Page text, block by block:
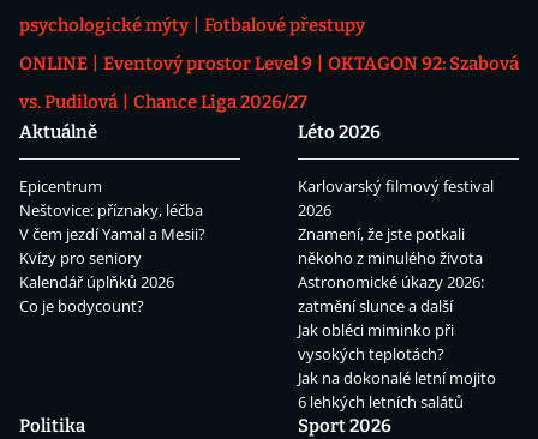
psychologické mýty
Fotbalové přestupy
ONLINE
Eventový prostor Level 9
OKTAGON 92: Szabová
vs. Pudilová
Chance Liga 2026/27
Aktuálně
Epicentrum
Neštovice: příznaky, léčba
V čem jezdí Yamal a Mesii?
Kvízy pro seniory
Kalendář úplňků 2026
Co je bodycount?
Léto 2026
Karlovarský filmový festival
2026
Znamení, že jste potkali
někoho z minulého života
Astronomické úkazy 2026:
zatmění slunce a další
Jak obléci miminko při
vysokých teplotách?
Jak na dokonalé letní mojito
6 lehkých letních salátů
Politika
Sport 2026